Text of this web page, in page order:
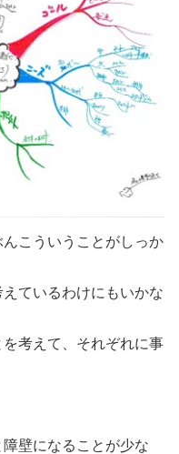
んこういうことがしっか
ているわけにもいかな
考えて、それぞれに事
壁になることが少な